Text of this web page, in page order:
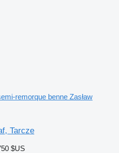
remorque benne Zasław
Tarcze
$US